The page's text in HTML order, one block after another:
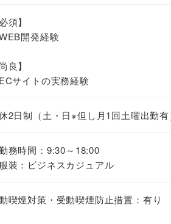
須】
開発経験
良】
サイトの実務経験
2日制（土・日※但し月1回土曜出勤
務時間：9:30～18:00
装：ビジネスカジュアル
喫煙対策・受動喫煙防止措置：有り